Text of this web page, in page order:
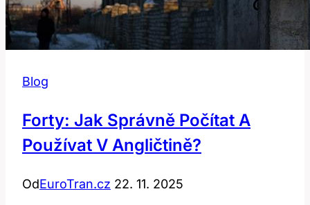
Blog
Forty: Jak Správně Počítat A
Používat V Angličtině?
OdEuroTran.cz 22. 11. 2025